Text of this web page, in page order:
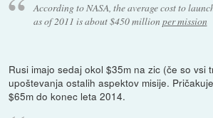
According to NASA, the average cost to
as of 2011 is about $450 million per mission
Rusi imajo sedaj okol $35m na zic (če so vsi
upoštevanja ostalih aspektov misije.
$65m do konec leta 2014.